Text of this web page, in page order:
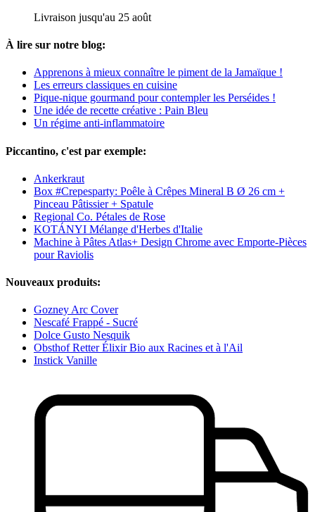
Livraison jusqu'au 25 août
À lire sur notre blog:
Apprenons à mieux connaître le piment de la Jamaïque !
Les erreurs classiques en cuisine
Pique-nique gourmand pour contempler les Perséides !
Une idée de recette créative : Pain Bleu
Un régime anti-inflammatoire
Piccantino, c'est par exemple:
Ankerkraut
Box #Crepesparty: Poêle à Crêpes Mineral B Ø 26 cm +
Pinceau Pâtissier + Spatule
Regional Co. Pétales de Rose
KOTÁNYI Mélange d'Herbes d'Italie
Machine à Pâtes Atlas+ Design Chrome avec Emporte-Pièces
pour Raviolis
Nouveaux produits:
Gozney Arc Cover
Nescafé Frappé - Sucré
Dolce Gusto Nesquik
Obsthof Retter Élixir Bio aux Racines et à l'Ail
Instick Vanille